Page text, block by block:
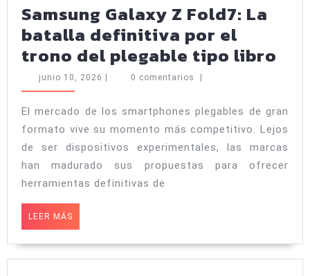
Samsung Galaxy Z Fold7: La
batalla definitiva por el
trono del plegable tipo libro
vs
junio 10, 2026 junio
0 comentarios
El mercado de los smartphones plegables de gran
formato vive su momento más competitivo. Lejos
de ser dispositivos experimentales, las marcas
han madurado sus propuestas para ofrecer
herramientas definitivas de
LEER MÁS
MÁS